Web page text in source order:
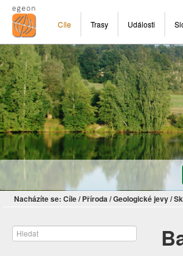
Cíle Trasy Události
Nacházíte se: Cíle/ Příroda/Geologické jevy/